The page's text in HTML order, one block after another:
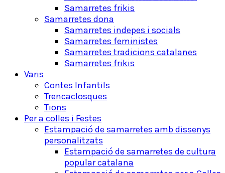
Samarretes frikis
Samarretes dona
Samarretes indepes i socials
Samarretes feministes
Samarretes tradicions catalanes
Samarretes frikis
Varis
Contes Infantils
Trencaclosques
Tions
Per a colles i Festes
Estampació de samarretes amb dissenys
personalitzats
Estampació de samarretes de cultura
popular catalana